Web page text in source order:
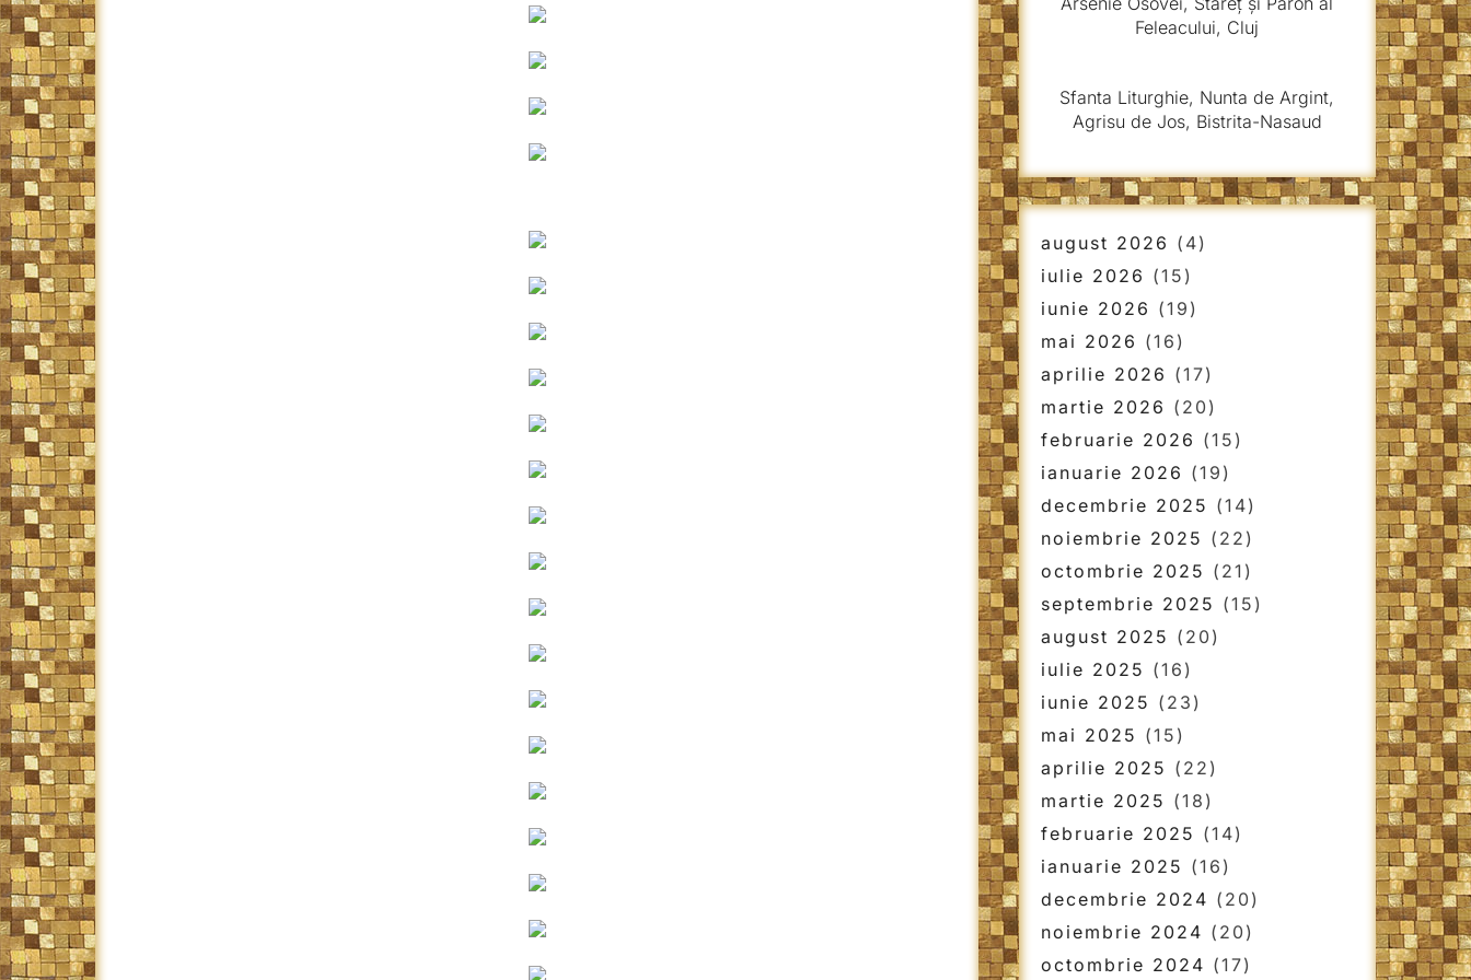
Feleacului, Cluj
Sfanta Liturghie, Nunta de Argint,
Agrisu de Jos, Bistrita-Nasaud
august 2026 (4)
iulie 2026 (15)
iunie 2026 (19)
mai 2026 (16)
aprilie 2026 (17)
martie 2026 (20)
februarie 2026 (15)
ianuarie 2026 (19)
decembrie 2025 (14)
noiembrie 2025 (22)
octombrie 2025 (21)
septembrie 2025 (15)
august 2025 (20)
iulie 2025 (16)
iunie 2025 (23)
mai 2025 (15)
aprilie 2025 (22)
martie 2025 (18)
februarie 2025 (14)
ianuarie 2025 (16)
decembrie 2024 (20)
noiembrie 2024 (20)
octombrie 2024 (17)